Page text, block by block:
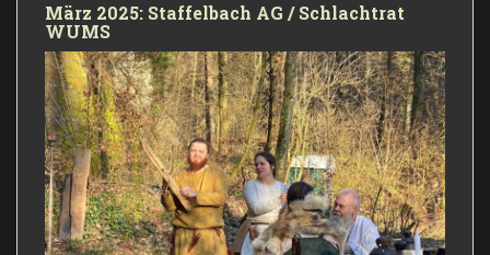
März 2025: Staffelbach AG / Schlachtrat
WUMS